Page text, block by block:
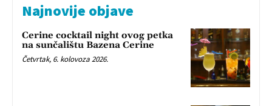
Najnovije objave
Cerine cocktail night ovog petka
na sunčalištu Bazena Cerine
Četvrtak, 6. kolovoza 2026.